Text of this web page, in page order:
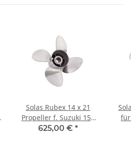
Solas Rubex 14 x 21
Propeller f. Suzuki 150
175 200 250 300 PS 4
625,00 € *